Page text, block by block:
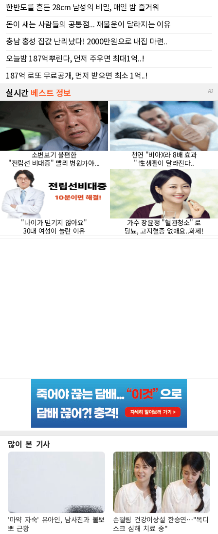
많이 본 기사
'마약 자숙' 유아인, 남사친과 볼뽀
뽀 근황
손떨림 건강이상설 한승연…"목디
스크 심해 치료 중"